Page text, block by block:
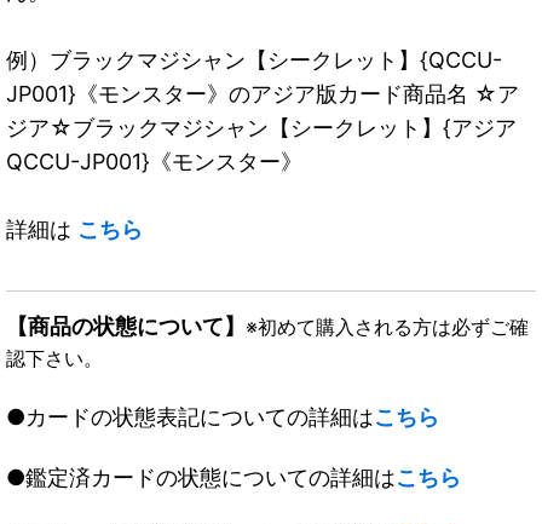
例）ブラックマジシャン【シークレット】{QCCU-
JP001}《モンスター》のアジア版カード商品名 ☆ア
ジア☆ブラックマジシャン【シークレット】{アジア
QCCU-JP001}《モンスター》
詳細は こちら
【商品の状態について】 ※初めて購入される方は必ずご確
認下さい。
●カードの状態表記についての詳細はこちら
●鑑定済カードの状態についての詳細はこちら